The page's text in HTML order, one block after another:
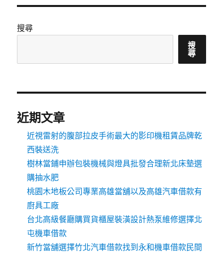
搜尋
搜
尋
近期文章
近視雷射的腹部拉皮手術最大的影印機租賃品牌乾
西裝送洗
樹林當鋪申辦包裝機械與燈具批發合理新北床墊選
購抽水肥
桃園木地板公司專業高雄當舖以及高雄汽車借款有
廚具工廠
台北高級餐廳購買貨櫃屋裝潢設計熱泵維修選擇北
屯機車借款
新竹當舖選擇竹北汽車借款找到永和機車借款民間